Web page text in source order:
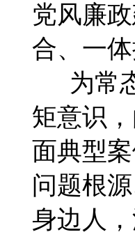
党风廉
合、一
为常
矩意识
面典型
问题根
身边人